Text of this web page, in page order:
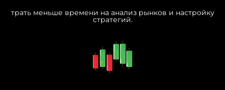
трать меньше времени на анализ рынков и настройку
стратегий.